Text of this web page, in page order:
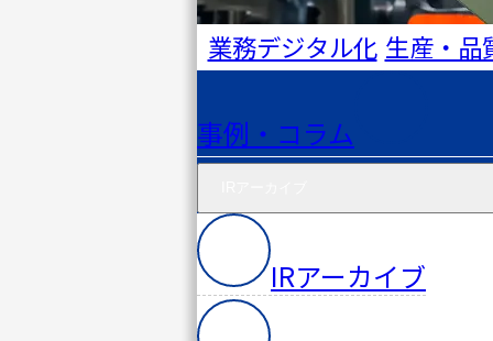
業務デジタル化 生産・品
事例・コラム
IRアーカイブ
ー・イ
セキュ